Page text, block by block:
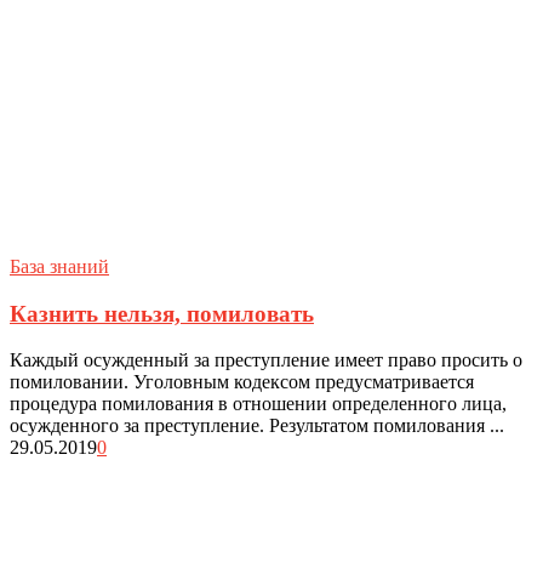
База знаний
Казнить нельзя, помиловать
Каждый осужденный за преступление имеет право просить о
помиловании. Уголовным кодексом предусматривается
процедура помилования в отношении определенного лица,
осужденного за преступление. Результатом помилования ...
29.05.20190